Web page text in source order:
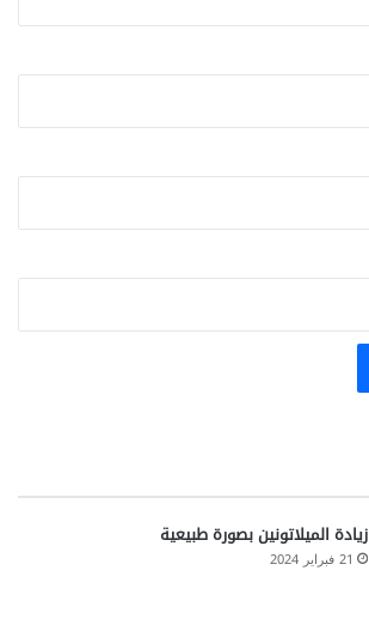
زيادة الميلاتونين بصورة طبيعية
21 فبراير 2024